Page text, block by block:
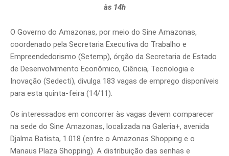
às 14h
O Governo do Amazonas, por meio do Sine Amazonas,
coordenado pela Secretaria Executiva do Trabalho e
Empreendedorismo (Setemp), órgão da Secretaria de Estado
de Desenvolvimento Econômico, Ciência, Tecnologia e
Inovação (Sedecti), divulga 183 vagas de emprego disponíveis
para esta quinta-feira (14/11).
Os interessados em concorrer às vagas devem comparecer
na sede do Sine Amazonas, localizada na Galeria+, avenida
Djalma Batista, 1.018 (entre o Amazonas Shopping e o
Manaus Plaza Shopping). A distribuição das senhas e